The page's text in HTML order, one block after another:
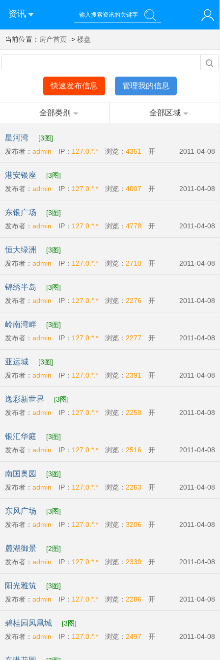
资讯
您好！欢迎来到济南西站棒极网-济南西部新城社区新媒体综
合资讯门户网站
登录 注册 微信快速登录
当前位置： 房产首页 -> 楼盘
快速发布信息 管理我的信息
全部类别 全部区域
星河湾
[3图]
发布者： admin IP： 127.0.*.* 浏览： 4351
开
04-09
2011-04-08
港安银座
[3图]
发布者： admin IP： 127.0.*.* 浏览： 4007 开
04-14
2011-04-08
东银广场
[3图]
发布者： admin IP： 127.0.*.* 浏览： 4778 开
04-23
2011-04-08
恒大绿洲
[3图]
发布者： admin IP： 127.0.*.* 浏览： 2710 开
2011-04-08
锦绣半岛
[3图]
发布者： admin IP： 127.0.*.* 浏览： 2276 开
04-07
2011-04-08
岭南湾畔
[3图]
发布者： admin IP： 127.0.*.* 浏览： 2277 开
2011-04-08
亚运城
[3图]
发布者： admin IP： 127.0.*.* 浏览： 2391
开
间:2011-04-01
2011-04-08
逸彩新世界
[3图]
发布者： admin IP： 127.0.*.* 浏览： 2258 开
间:2011-04-16
2011-04-08
银汇华庭
[3图]
发布者： admin IP： 127.0.*.* 浏览： 2516 开
04-09
2011-04-08
南国奥园
[3图]
发布者： admin IP： 127.0.*.* 浏览： 2263 开
时间:2011-04-07
2011-04-08
东风广场
[3图]
发布者： admin IP： 127.0.*.* 浏览： 3206 开
间:2011-04-09
2011-04-08
麓湖御景
[2图]
发布者： admin IP： 127.0.*.* 浏览： 2339 开
间:2011-04-07
2011-04-08
阳光雅筑
[3图]
发布者： admin IP： 127.0.*.* 浏览： 2286 开
04-09
2011-04-08
碧桂园凤凰城
[3图]
发布者： admin IP： 127.0.*.* 浏览： 2497 开
2011-04-08